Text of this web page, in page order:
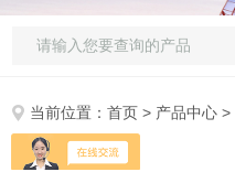
当前位置：首页 > 产品中心 >